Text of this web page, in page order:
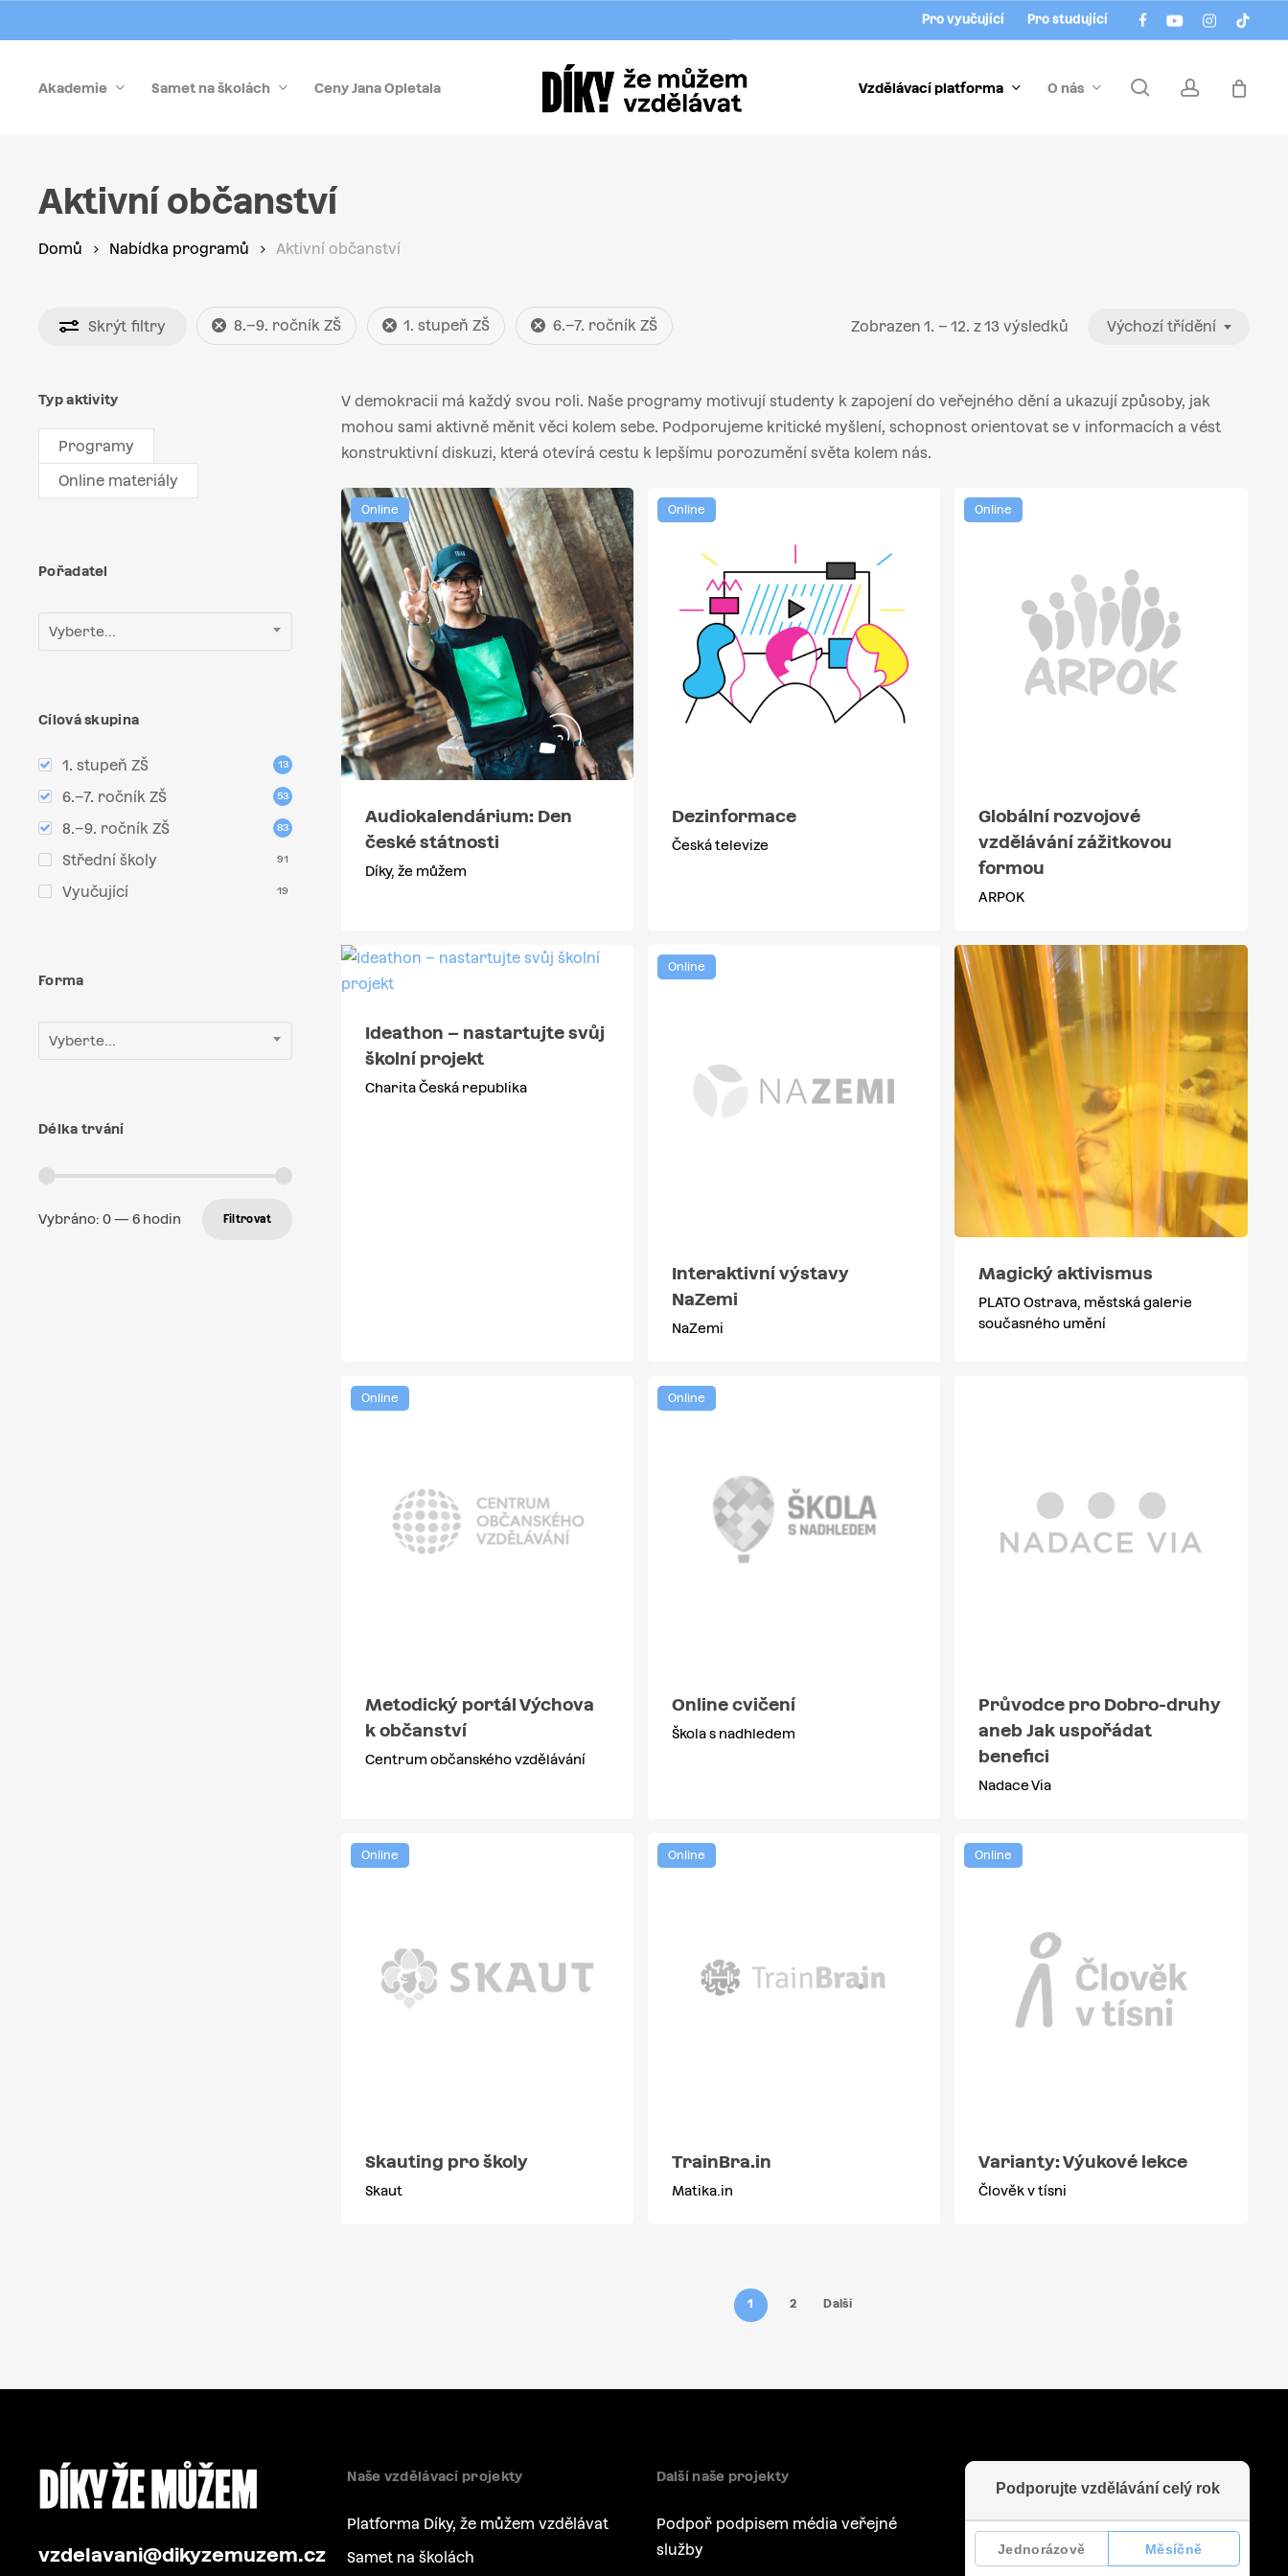
to
content
facebookyoutubeinstagram
tiktok
Pro vyučující Pro studující
Akademie Samet na školách Ceny Jana Opletala Vzdělávací platforma O nás searchaccount
Aktivní občanství
Domů Nabídka programů Aktivní občanství
Skrýt filtry 8.–9. ročník ZŠ 1. stupeň ZŠ 6.–7. ročník ZŠ Zobrazen 1. – 12. z 13 výsledků Výchozí třídění
Typ aktivity
Programy
Online materiály
Pořadatel
Vyberte...
Cílová skupina
1. stupeň ZŠ 13
6.–7. ročník ZŠ 53
8.–9. ročník ZŠ 83
Střední školy 91
Vyučující 19
Forma
Vyberte...
Délka trvání
Vybráno: 0— 6 hodin Filtrovat
V demokracii má každý svou roli. Naše programy motivují studenty k zapojení do veřejného dění a ukazují způsoby, jak
mohou sami aktivně měnit věci kolem sebe. Podporujeme kritické myšlení, schopnost orientovat se v informacích a vést
konstruktivní diskuzi, která otevírá cestu k lepšímu porozumění světa kolem nás.
Online
Audiokalendárium: Den
české státnosti
Díky, že můžem
Online
Dezinformace
Česká televize
Online
Globální rozvojové
vzdělávání zážitkovou
formou
ARPOK
Ideathon – nastartujte svůj
školní projekt
Charita Česká republika
Online
Interaktivní výstavy
NaZemi
NaZemi
Magický aktivismus
PLATO Ostrava, městská galerie
současného umění
Online
Metodický portál Výchova
k občanství
Centrum občanského vzdělávání
Online
Online cvičení
Škola s nadhledem
Průvodce pro Dobro-druhy
aneb Jak uspořádat
benefici
Nadace Via
Online
Skauting pro školy
Skaut
Online
TrainBra.in
Matika.in
Online
Varianty: Výukové lekce
Člověk v tísni
1 2 Další
vzdelavani@dikyzemuzem.cz
Naše vzdělávací projekty
Platforma Díky, že můžem vzdělávat
Samet na školách
Další naše projekty
Podpoř podpisem média veřejné
služby
Menu